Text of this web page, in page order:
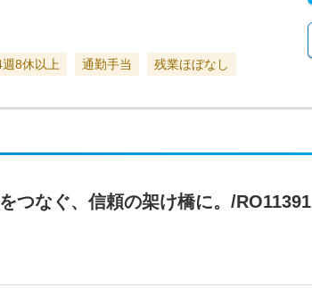
週8休以上 通勤手当 残業ほぼなし
つなぐ、信頼の架け橋に。/RO11391